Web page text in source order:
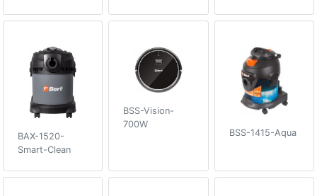
BAX-1520-
Smart-Clean
BSS-Vision-
700W
BSS-1415-Aqua